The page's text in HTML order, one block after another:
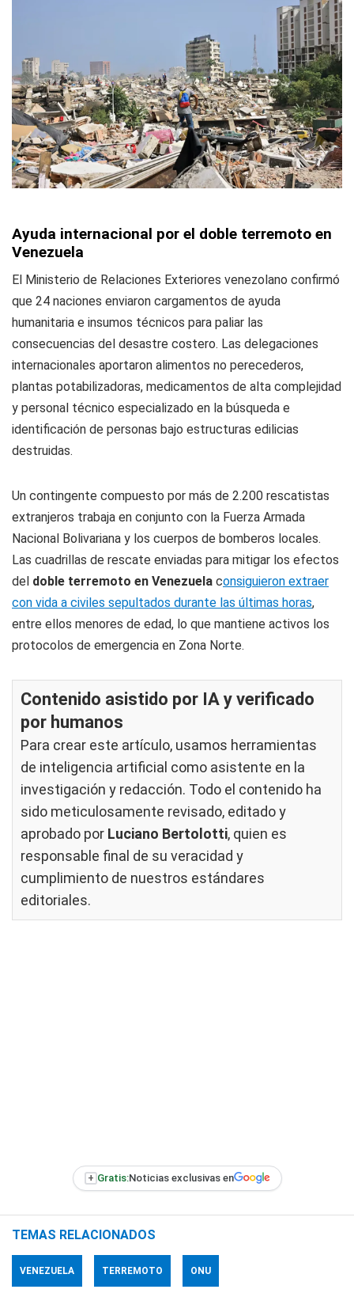
Ayuda internacional por el doble terremoto en
Venezuela
El Ministerio de Relaciones Exteriores venezolano confirmó
que 24 naciones enviaron cargamentos de ayuda
humanitaria e insumos técnicos para paliar las
consecuencias del desastre costero. Las delegaciones
internacionales aportaron alimentos no perecederos,
plantas potabilizadoras, medicamentos de alta complejidad
y personal técnico especializado en la búsqueda e
identificación de personas bajo estructuras edilicias
destruidas.
Un contingente compuesto por más de 2.200 rescatistas
extranjeros trabaja en conjunto con la Fuerza Armada
Nacional Bolivariana y los cuerpos de bomberos locales.
Las cuadrillas de rescate enviadas para mitigar los efectos
del doble terremoto en Venezuela consiguieron extraer
con vida a civiles sepultados durante las últimas horas,
entre ellos menores de edad, lo que mantiene activos los
protocolos de emergencia en Zona Norte.
Contenido asistido por IA y verificado
por humanos
Para crear este artículo, usamos herramientas
de inteligencia artificial como asistente en la
investigación y redacción. Todo el contenido ha
sido meticulosamente revisado, editado y
aprobado por Luciano Bertolotti, quien es
responsable final de su veracidad y
cumplimiento de nuestros estándares
editoriales.
+ Gratis:Noticias exclusivas en
TEMAS RELACIONADOS
VENEZUELA TERREMOTO ONU